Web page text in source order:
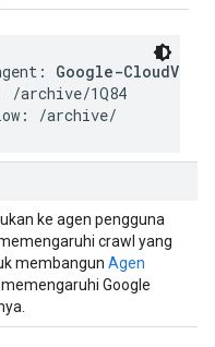
Google-
/archive/1Q84
/archive/
ke agen pengguna
crawl yang
membangun Agen
memengaruhi Google